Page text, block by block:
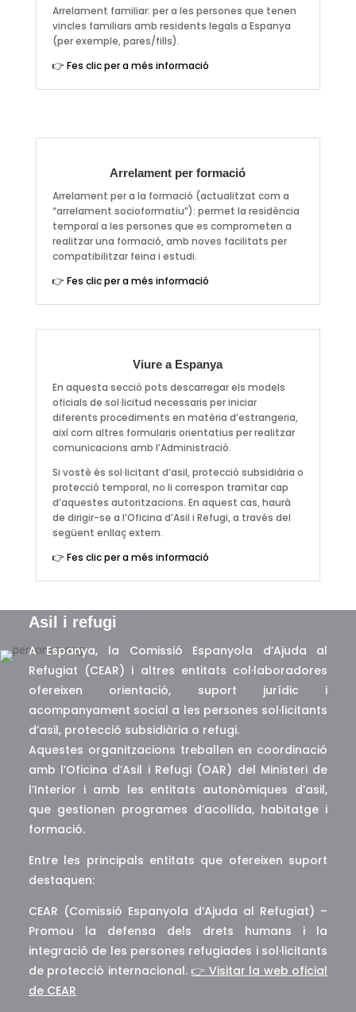
Arrelament familiar: per a les persones que tenen
vincles familiars amb residents legals a Espanya
(per exemple, pares/fills).
👉 Fes clic per a més informació
Arrelament per formació
Arrelament per a la formació (actualitzat com a
“arrelament socioformatiu”): permet la residència
temporal a les persones que es comprometen a
realitzar una formació, amb noves facilitats per
compatibilitzar feina i estudi.
👉 Fes clic per a més informació
Viure a Espanya
En aquesta secció pots descarregar els models
oficials de sol·licitud necessaris per iniciar
diferents procediments en matèria d’estrangeria,
així com altres formularis orientatius per realitzar
comunicacions amb l’Administració.
Si vostè és sol·licitant d’asil, protecció subsidiària o
protecció temporal, no li correspon tramitar cap
d’aquestes autoritzacions. En aquest cas, haurà
de dirigir-se a l’Oficina d’Asil i Refugi, a través del
següent enllaç extern.
👉 Fes clic per a més informació
Asil i refugi
A Espanya, la Comissió Espanyola d’Ajuda al
Refugiat (CEAR) i altres entitats col·laboradores
ofereixen orientació, suport jurídic i
acompanyament social a les persones sol·licitants
d’asil, protecció subsidiària o refugi.
Aquestes organitzacions treballen en coordinació
amb l’Oficina d’Asil i Refugi (OAR) del Ministeri de
l’Interior i amb les entitats autonòmiques d’asil,
que gestionen programes d’acollida, habitatge i
formació.
Entre les principals entitats que ofereixen suport
destaquen:
CEAR (Comissió Espanyola d’Ajuda al Refugiat) –
Promou la defensa dels drets humans i la
integració de les persones refugiades i sol·licitants
de protecció internacional. 👉 Visitar la web oficial
de CEAR